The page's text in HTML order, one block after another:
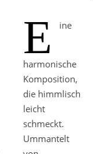
E ine
harmonische
Komposition,
die himmlisch
leicht
schmeckt.
Ummantelt